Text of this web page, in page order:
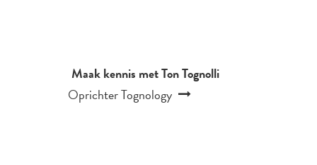
Maak kennis met Ton Tognolli
Oprichter Tognology